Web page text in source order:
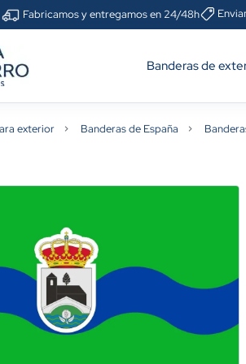
Fabricamos y entregamos en 24/48h
Banderas de
exterior Banderas de España